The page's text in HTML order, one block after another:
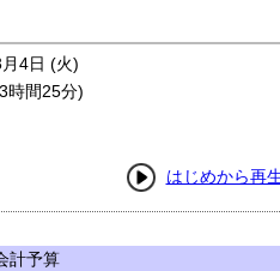
4日 (火)
時間25分)
はじめから再
計予算